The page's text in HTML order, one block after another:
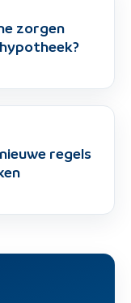
zorgen
regels